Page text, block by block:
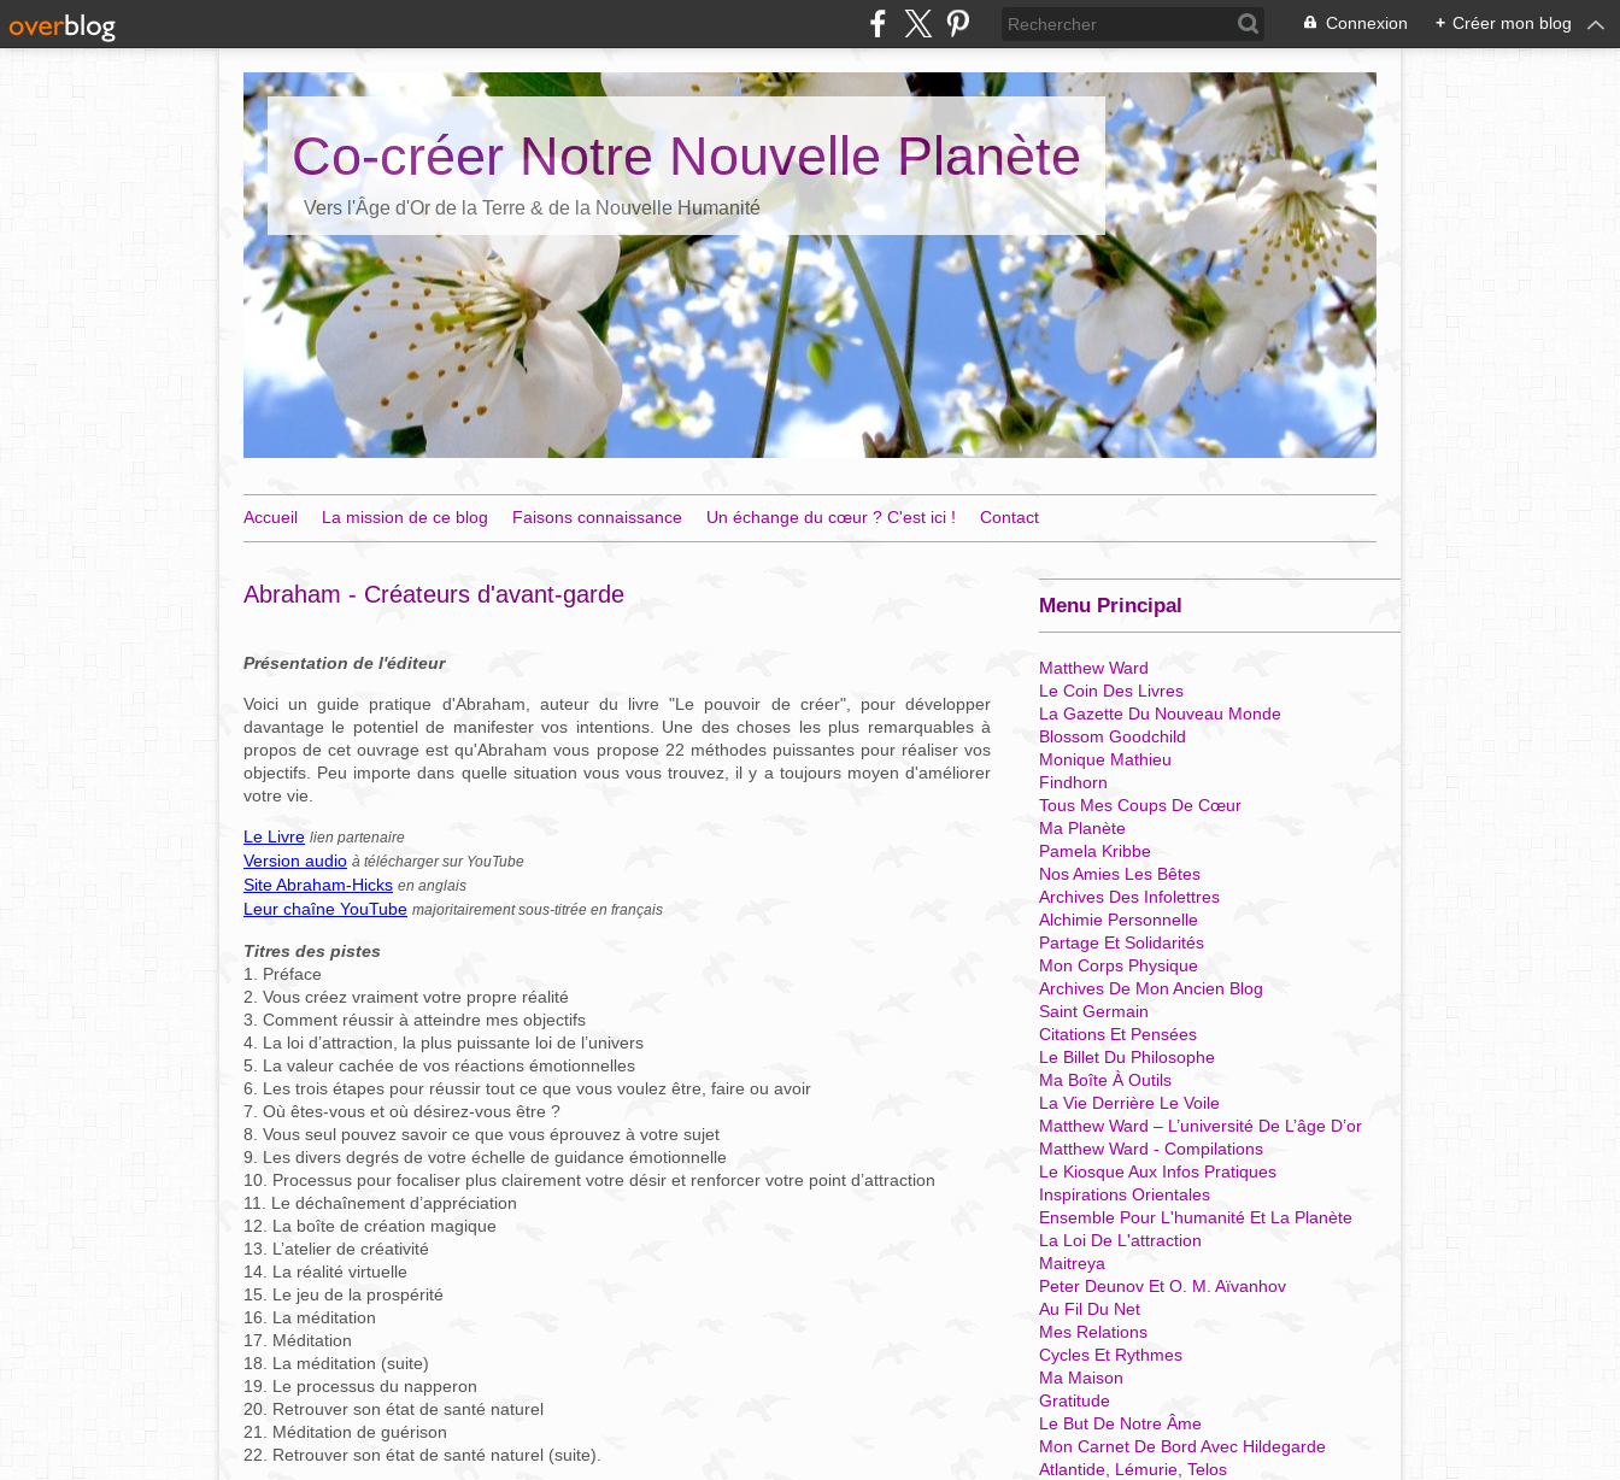
Connexion + Créer mon blog
Co-créer Notre Nouvelle Planète
Vers l'Âge d'Or de la Terre & de la Nouvelle Humanité
Accueil La mission de ce blog Faisons connaissance Un échange du cœur ? C'est ici ! Contact
Abraham - Créateurs d'avant-garde
Présentation de l'éditeur
Voici un guide pratique d'Abraham, auteur du livre "Le pouvoir de créer", pour développer
davantage le potentiel de manifester vos intentions. Une des choses les plus remarquables à
propos de cet ouvrage est qu'Abraham vous propose 22 méthodes puissantes pour réaliser vos
objectifs. Peu importe dans quelle situation vous vous trouvez, il y a toujours moyen d'améliorer
votre vie.
Le Livre lien partenaire
Version audio à télécharger sur YouTube
Site Abraham-Hicks en anglais
Leur chaîne YouTube majoritairement sous-titrée en français
Titres des pistes
1. Préface
2. Vous créez vraiment votre propre réalité
3. Comment réussir à atteindre mes objectifs
4. La loi d’attraction, la plus puissante loi de l’univers
5. La valeur cachée de vos réactions émotionnelles
6. Les trois étapes pour réussir tout ce que vous voulez être, faire ou avoir
7. Où êtes-vous et où désirez-vous être ?
8. Vous seul pouvez savoir ce que vous éprouvez à votre sujet
9. Les divers degrés de votre échelle de guidance émotionnelle
10. Processus pour focaliser plus clairement votre désir et renforcer votre point d’attraction
11. Le déchaînement d’appréciation
12. La boîte de création magique
13. L’atelier de créativité
14. La réalité virtuelle
15. Le jeu de la prospérité
16. La méditation
17. Méditation
18. La méditation (suite)
19. Le processus du napperon
20. Retrouver son état de santé naturel
21. Méditation de guérison
22. Retrouver son état de santé naturel (suite).
Menu Principal
Matthew Ward
Le Coin Des Livres
La Gazette Du Nouveau Monde
Blossom Goodchild
Monique Mathieu
Findhorn
Tous Mes Coups De Cœur
Ma Planète
Pamela Kribbe
Nos Amies Les Bêtes
Archives Des Infolettres
Alchimie Personnelle
Partage Et Solidarités
Mon Corps Physique
Archives De Mon Ancien Blog
Saint Germain
Citations Et Pensées
Le Billet Du Philosophe
Ma Boîte À Outils
La Vie Derrière Le Voile
Matthew Ward – L’université De L’âge D’or
Matthew Ward - Compilations
Le Kiosque Aux Infos Pratiques
Inspirations Orientales
Ensemble Pour L'humanité Et La Planète
La Loi De L'attraction
Maitreya
Peter Deunov Et O. M. Aïvanhov
Au Fil Du Net
Mes Relations
Cycles Et Rythmes
Ma Maison
Gratitude
Le But De Notre Âme
Mon Carnet De Bord Avec Hildegarde
Atlantide, Lémurie, Telos